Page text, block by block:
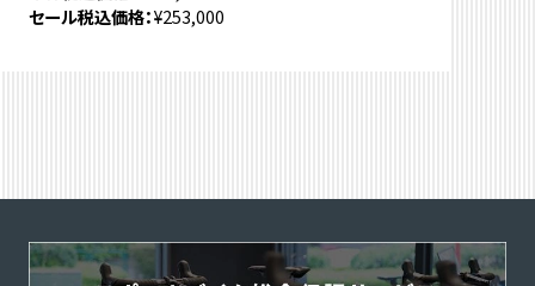
セール税込価格 ¥253,000